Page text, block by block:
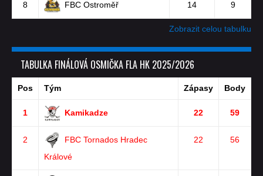
8 FBC Ostroměř 14 9
Zobrazit celou tabulku
TABULKA FINÁLOVÁ OSMIČKA FLA HK 2025/2026
Pos Tým Zápasy Body
1 Kamikadze 22 59
2
FBC Tornados Hradec
Králové
22 56